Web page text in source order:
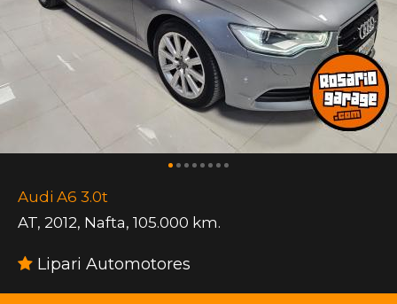
Audi A6 3.0t
AT, 2012, Nafta, 105.000 km.
Lipari Automotores